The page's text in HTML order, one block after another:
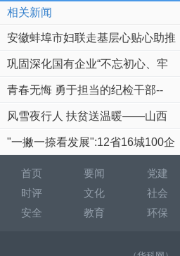
相关新闻
安徽蚌埠市妇联走基层心贴心助推
巩固深化国有企业“不忘初心、牢
青春无悔 勇于担当的纪检干部--
风雪夜行人 扶贫送温暖——山西
"一撇一捺看发展":12省16城100企
首页 要闻 党建
时评
文化 社会
安全
教育 环保